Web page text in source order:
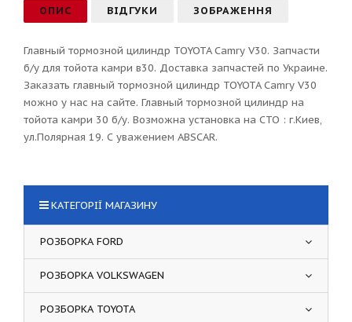
ОПИС ВІДГУКИ ЗОБРАЖЕННЯ
Главный тормозной цилиндр TOYOTA Camry V30. Запчасти
б/у для тойота камри в30. Доставка запчастей по Украине.
Заказать главный тормозной цилиндр TOYOTA Camry V30
можно у нас на сайте. Главный тормозной цилиндр на
тойота камри 30 б/у. Возможна установка на СТО : г.Киев,
ул.Полярная 19. С уважением ABSCAR.
КАТЕГОРІЇ МАГАЗИНУ
РОЗБОРКА FORD
РОЗБОРКА VOLKSWAGEN
РОЗБОРКА TOYOTA